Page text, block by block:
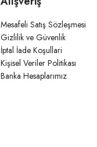
Mesafeli Satış Sözleşmesi
Gizlilik ve Güvenlik
İptal İade Koşullari
Kişisel Veriler Politikası
Banka Hesaplarımız